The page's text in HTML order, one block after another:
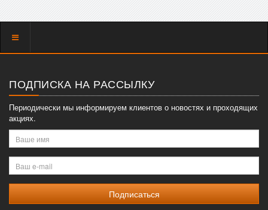
Показать
ПОДПИСКА НА РАССЫЛКУ
Периодически мы информируем клиентов о новостях и проходящих
акциях.
Ваше
имя
Ваш
e-
mail